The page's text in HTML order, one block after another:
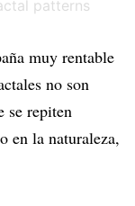
muy rentable
no son
se repiten
en la naturaleza,